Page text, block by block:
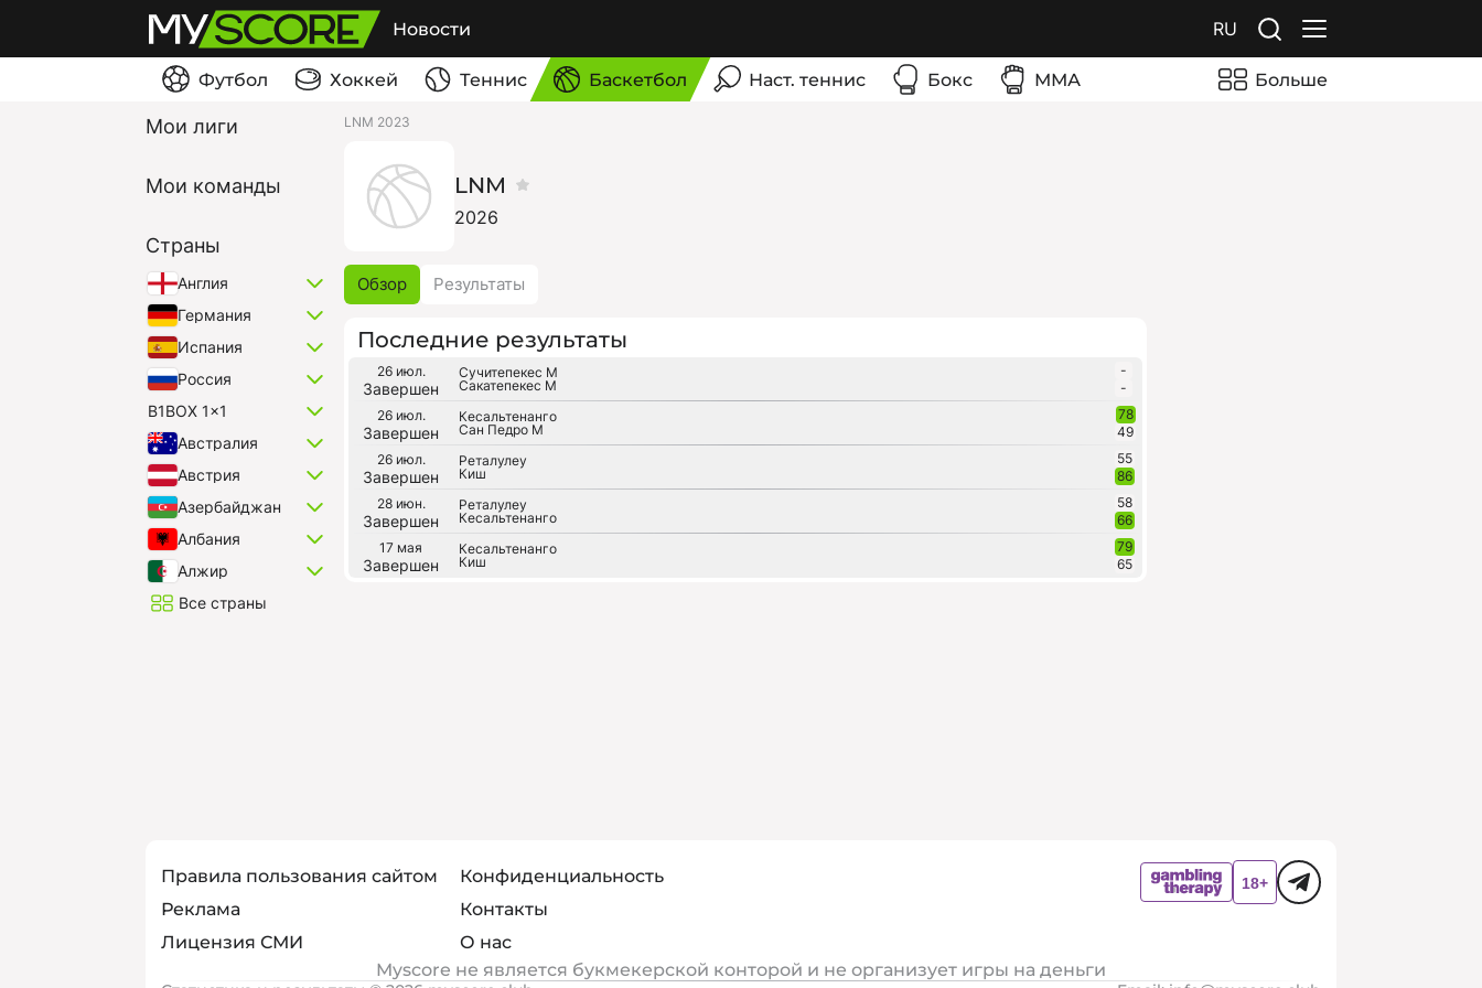
Новости RU
Футбол Хоккей Теннис Баскетбол Наст. теннис Бокс ММА Больше
Мои лиги
Мои команды
Страны
Англия
Германия
Испания
Россия
B1BOX 1x1
Австралия
Австрия
Азербайджан
Албания
Алжир
Все страны
LNM 2023
LNM
2026
Обзор Результаты
Последние результаты
26 июл.
Завершен
Сучитепекес М
Сакатепекес М
-
-
26 июл.
Завершен
Кесальтенанго
Сан Педро М
78
49
26 июл.
Завершен
Реталулеу
Киш
55
86
28 июн.
Завершен
Реталулеу
Кесальтенанго
58
66
17 мая
Завершен
Кесальтенанго
Киш
79
65
Правила пользования сайтом
Конфиденциальность
Реклама
Контакты
Лицензия СМИ
О нас
Myscore не является букмекерской конторой и не организует игры на деньги